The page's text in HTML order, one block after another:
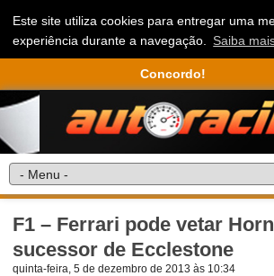
Este site utiliza cookies para entregar uma
experiência durante a navegação. Saiba
Concordo!
F1 – Ferrari pode vetar
sucessor de Ecclestone
quinta-feira, 5 de dezembro de 2013 às 10:34